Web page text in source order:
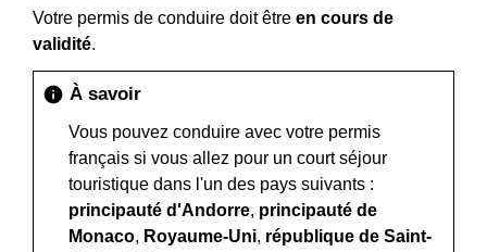
Votre permis de conduire doit être en cours de
validité.
info À savoir
Vous pouvez conduire avec votre permis
français si vous allez pour un court séjour
touristique dans l'un des pays suivants :
principauté d'Andorre, principauté de
Monaco, Royaume-Uni, république de Saint-